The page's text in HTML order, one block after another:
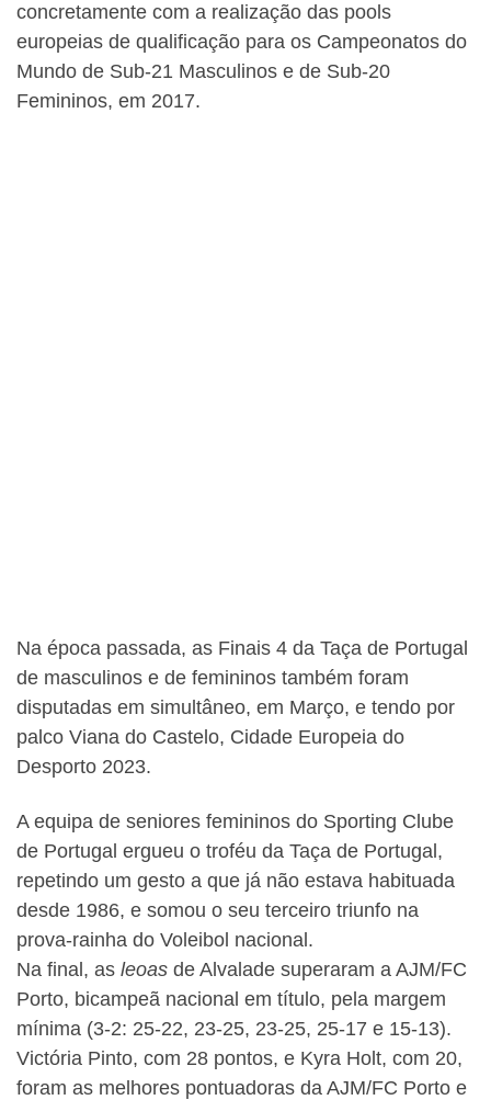
concretamente com a realização das pools
europeias de qualificação para os Campeonatos do
Mundo de Sub-21 Masculinos e de Sub-20
Femininos, em 2017.
Na época passada, as Finais 4 da Taça de Portugal
de masculinos e de femininos também foram
disputadas em simultâneo, em Março, e tendo por
palco Viana do Castelo, Cidade Europeia do
Desporto 2023.
A equipa de seniores femininos do Sporting Clube
de Portugal ergueu o troféu da Taça de Portugal,
repetindo um gesto a que já não estava habituada
desde 1986, e somou o seu terceiro triunfo na
prova-rainha do Voleibol nacional.
Na final, as leoas de Alvalade superaram a AJM/FC
Porto, bicampeã nacional em título, pela margem
mínima (3-2: 25-22, 23-25, 23-25, 25-17 e 15-13).
Victória Pinto, com 28 pontos, e Kyra Holt, com 20,
foram as melhores pontuadoras da AJM/FC Porto e